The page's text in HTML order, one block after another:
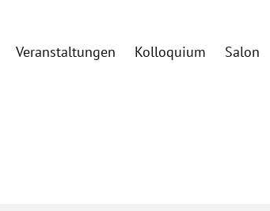
Veranstaltungen Kolloquium Salon